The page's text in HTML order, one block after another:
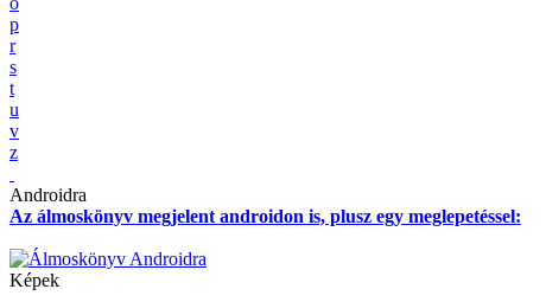
p
r
s
t
u
v
z
Androidra
Az álmoskönyv megjelent androidon is, plusz egy meglepetéssel:
Képek